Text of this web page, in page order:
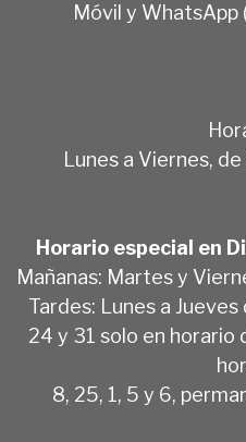
Móvil y
Lunes a Viernes,
Horario especial en
Mañanas: Martes y
Tardes: Lunes a
24 y 31 solo en horario
8, 25, 1, 5 y 6,